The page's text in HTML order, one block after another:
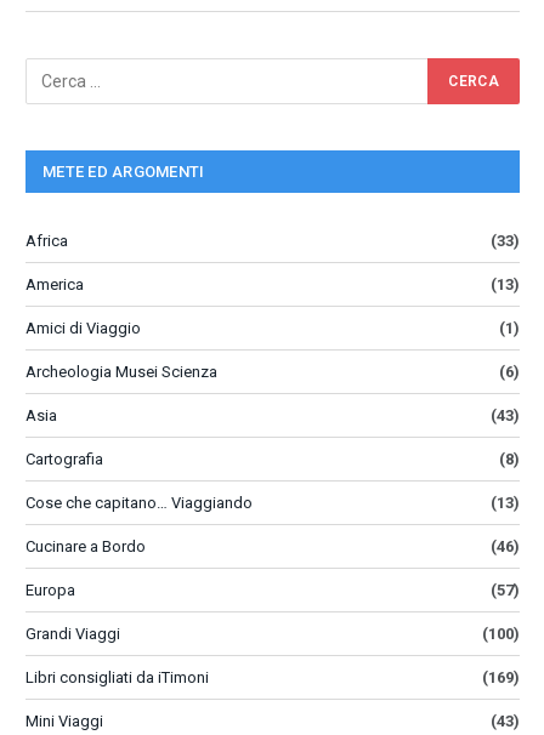
METE ED ARGOMENTI
Africa (33)
America (13)
Amici di Viaggio (1)
Archeologia Musei Scienza (6)
Asia (43)
Cartografia (8)
Cose che capitano… Viaggiando (13)
Cucinare a Bordo (46)
Europa (57)
Grandi Viaggi (100)
Libri consigliati da iTimoni (169)
Mini Viaggi (43)